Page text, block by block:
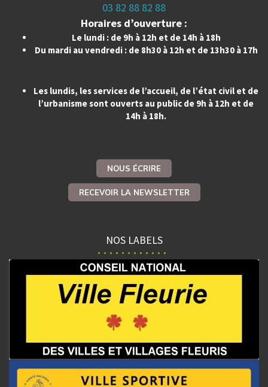
03 82 88 82 88
Horaires d’ouverture :
Le lundi : de 9h à 12h et de 14h à 18h
Du mardi au vendredi : de 8h30 à 12h et de 13h30 à 17h
Les lundis, les services de l’accueil, de l’état civil et de
l’urbanisme sont ouverts au public de 9h à 12h et de
14h à 18h.
NOUS ÉCRIRE
RECEVOIR LA NEWSLETTER
NOS LABELS